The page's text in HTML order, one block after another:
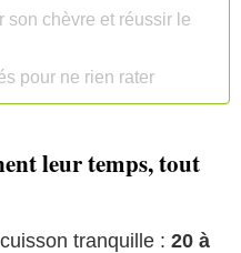
son chèvre et réussir le
pour ne rien rater
leur temps, tout
tranquille : 20 à